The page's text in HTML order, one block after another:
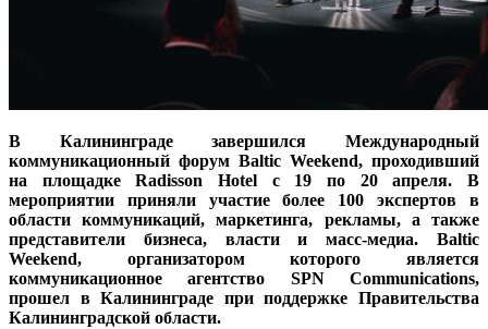
В Калининграде завершился Международный
коммуникационный форум Baltic Weekend, проходивший
на площадке Radisson Hotel с 19 по 20 апреля. В
мероприятии приняли участие более 100 экспертов в
области коммуникаций, маркетинга, рекламы, а также
представители бизнеса, власти и масс-медиа.
Baltic
Weekend, организатором которого является
коммуникационное агентство SPN Communications,
прошел в Калининграде при поддержке Правительства
Калининградской области.